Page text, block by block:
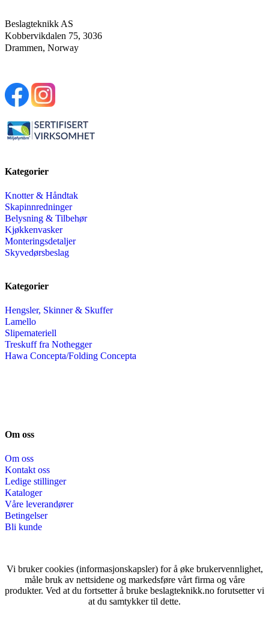
Beslagteknikk AS
Kobbervikdalen 75, 3036
Drammen, Norway
Kategorier
Knotter & Håndtak
Skapinnredninger
Belysning & Tilbehør
Kjøkkenvasker
Monteringsdetaljer
Skyvedørsbeslag
Kategorier
Hengsler, Skinner & Skuffer
Lamello
Slipemateriell
Treskuff fra Nothegger
Hawa Concepta/Folding Concepta
Om oss
Om oss
Kontakt oss
Ledige stillinger
Kataloger
Våre leverandører
Betingelser
Bli kunde
Vi bruker cookies (informasjonskapsler) for å øke brukervennlighet,
måle bruk av nettsidene og markedsføre vårt firma og våre
produkter. Ved at du fortsetter å bruke beslagteknikk.no forutsetter vi
at du samtykker til dette.